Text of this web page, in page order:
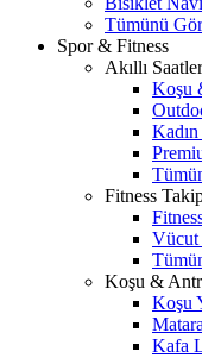
Tümünü Gör
Spor & Fitness
Akıllı Saatler
Koşu
Fitness
Koşu &
Koşu
Kafa